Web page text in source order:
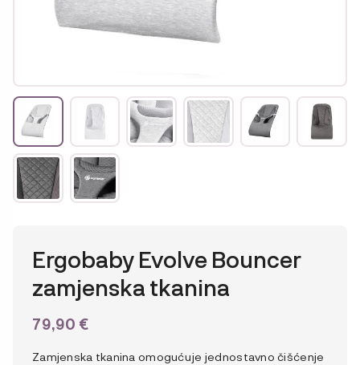
Ergobaby Evolve Bouncer
zamjenska tkanina
79,90 €
Zamjenska tkanina omogućuje jednostavno čišćenje